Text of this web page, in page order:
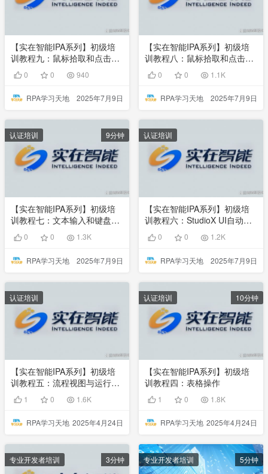
【实在智能IPA系列】初级培
训教程九：鼠标拾取和点击操
作 0 0 940
RPA学习天地 2025年7月9日
【实在智能IPA系列】初级培
训教程八：鼠标拾取和点击操
作 0 0 1.1K
RPA学习天地 2025年7月9日
认证培训 9分钟
【实在智能IPA系列】初级培
训教程七：文本输入和键盘操
作 0 0 1.3K
RPA学习天地 2025年7月9日
认证培训
【实在智能IPA系列】初级培
训教程六：StudioX UI自动化
操作0 0 1.2K
RPA学习天地 2025年7月9日
认证培训
【实在智能IPA系列】初级培
训教程五：流程视图与运行方
式 1 0 1.6K
RPA学习天地 2025年4月24日
认证培训 10分钟
【实在智能IPA系列】初级培
训教程四：表格操作
1 0 1.8K
RPA学习天地 2025年4月24日
专业开发者培训 3分钟 专业开发者培训 5分钟